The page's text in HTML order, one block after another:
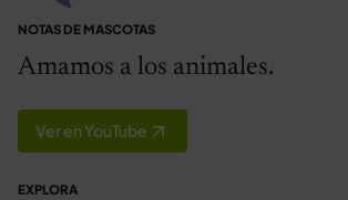
NOTAS DE MASCOTAS
Amamos a los animales.
Ver en YouTube
EXPLORA